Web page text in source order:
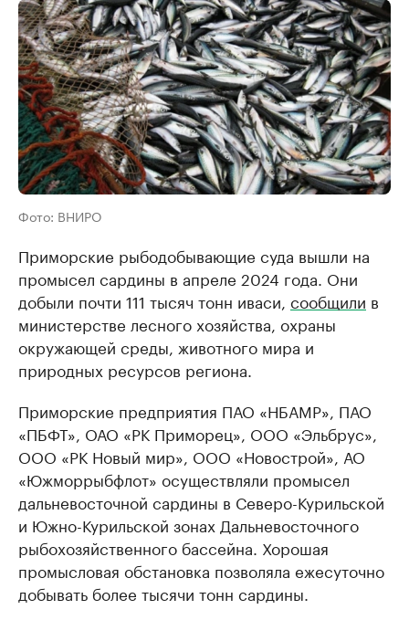
Фото: ВНИРО
Приморские рыбодобывающие суда вышли на
промысел сардины в апреле 2024 года. Они
добыли почти 111 тысяч тонн иваси, сообщили в
министерстве лесного хозяйства, охраны
окружающей среды, животного мира и
природных ресурсов региона.
Приморские предприятия ПАО «НБАМР», ПАО
«ПБФТ», ОАО «РК Приморец», ООО «Эльбрус»,
ООО «РК Новый мир», ООО «Новострой», АО
«Южморрыбфлот» осуществляли промысел
дальневосточной сардины в Северо-Курильской
и Южно-Курильской зонах Дальневосточного
рыбохозяйственного бассейна. Хорошая
промысловая обстановка позволяла ежесуточно
добывать более тысячи тонн сардины.